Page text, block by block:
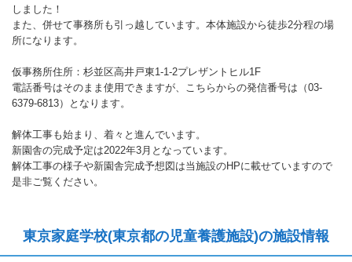
しました！
また、併せて事務所も引っ越しています。本体施設から徒歩2分程の場
所になります。
仮事務所住所：杉並区高井戸東1-1-2プレザントヒル1F
電話番号はそのまま使用できますが、こちらからの発信番号は（03-
6379-6813）となります。
解体工事も始まり、着々と進んでいます。
新園舎の完成予定は2022年3月となっています。
解体工事の様子や新園舎完成予想図は当施設のHPに載せていますので
是非ご覧ください。
東京家庭学校(東京都の児童養護施設)の施設情報